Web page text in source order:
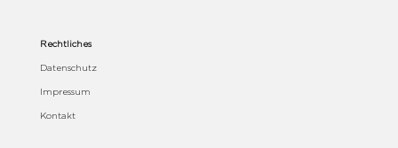
Rechtliches
Datenschutz
Impressum
Kontakt